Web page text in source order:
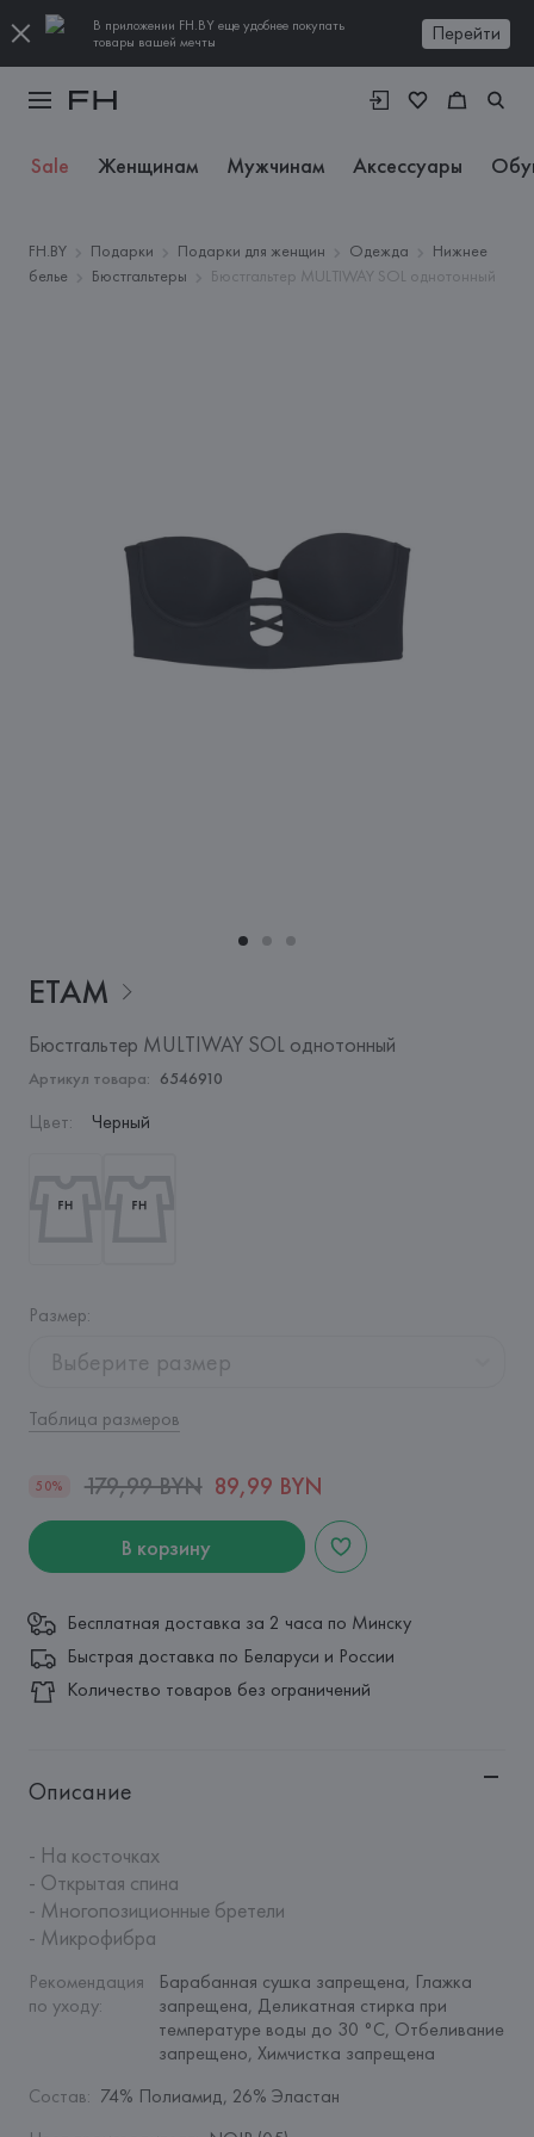
В приложении FH.BY еще удобнее покупать
товары вашей мечты
Перейти
Sale Женщинам Мужчинам Аксессуары
FH.BY Подарки Подарки для женщин Одежда
Нижнее
белье
Бюстгальтеры Бюстгальтер MULTIWAY SOL однотонный
ETAM
Бюстгальтер MULTIWAY SOL однотонный
Артикул товара: 6546910
Цвет: Черный
Размер:
Выберите размер
Таблица размеров
50% 179,99 BYN 89,99 BYN
В корзину
Бесплатная доставка за 2 часа по Минску
Быстрая доставка по Беларуси и России
Количество товаров без ограничений
Описание
- На косточках
- Открытая спина
- Многопозиционные бретели
- Микрофибра
Рекомендация
по уходу:
Барабанная сушка запрещена, Глажка
запрещена, Деликатная стирка при
температуре воды до 30 °C, Отбеливание
запрещено, Химчистка запрещена
Состав: 74% Полиамид, 26% Эластан